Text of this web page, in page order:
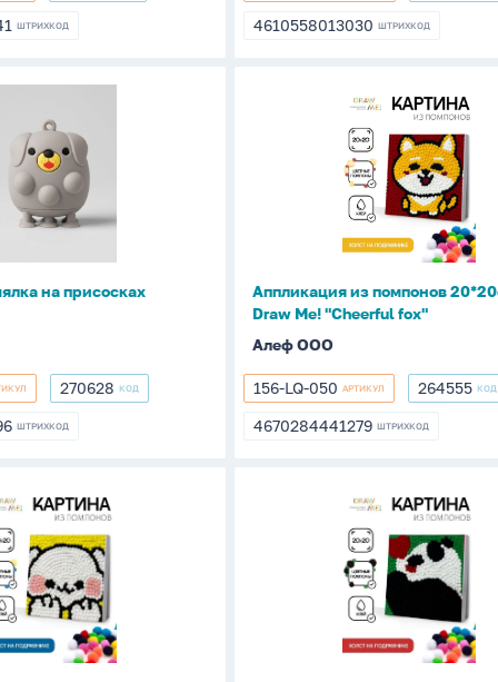
ШТРИХКОД
002-
4610558013030
4610558013030 ШТРИХКОД
на присосках
270628
270628 КОД
ШТРИХКОД
Аппликация
fox"
Аппликация из помпонов
Draw Me! "Cheerful fox"
Алеф ООО
156-
LQ-
156-LQ-050 АРТИКУЛ 264555
264555 КОД
4670284441279
4670284441279 ШТРИХКОД
Аппликация